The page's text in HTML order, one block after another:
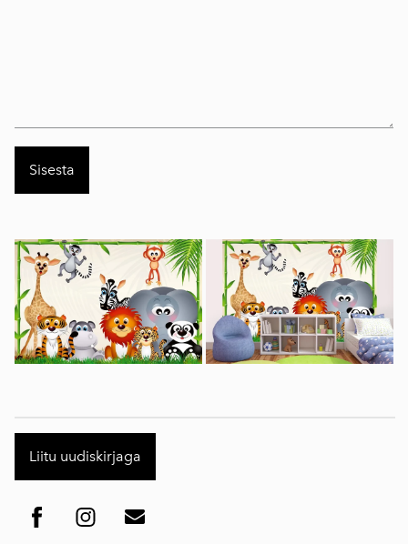
Liitu uudiskirjaga